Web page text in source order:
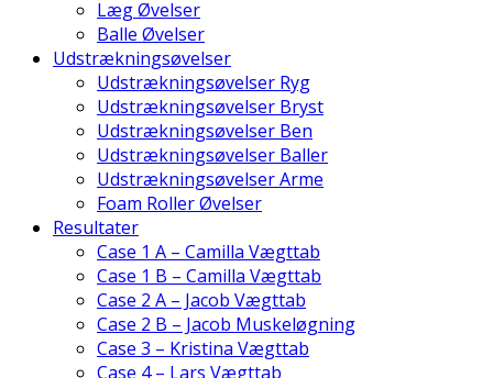
Læg Øvelser
Balle Øvelser
Udstrækningsøvelser
Udstrækningsøvelser Ryg
Udstrækningsøvelser Bryst
Udstrækningsøvelser Ben
Udstrækningsøvelser Baller
Udstrækningsøvelser Arme
Foam Roller Øvelser
Resultater
Case 1 A – Camilla Vægttab
Case 1 B – Camilla Vægttab
Case 2 A – Jacob Vægttab
Case 2 B – Jacob Muskeløgning
Case 3 – Kristina Vægttab
Case 4 – Lars Vægttab